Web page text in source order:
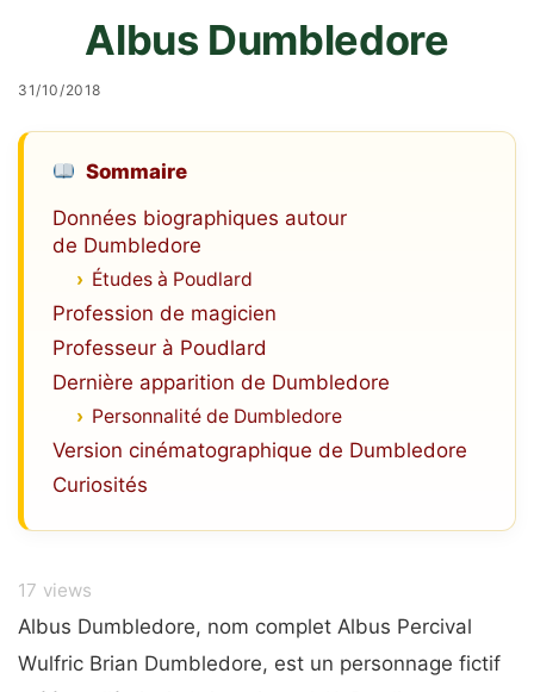
Albus Dumbledore
31/10/2018
Sommaire
Données biographiques autour
de Dumbledore
Études à Poudlard
Profession de magicien
Professeur à Poudlard
Dernière apparition de Dumbledore
Personnalité de Dumbledore
Version cinématographique de Dumbledore
Curiosités
17 views
Albus Dumbledore, nom complet Albus Percival
Wulfric Brian Dumbledore, est un personnage fictif